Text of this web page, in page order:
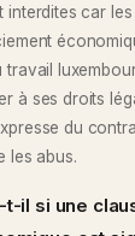
interdites car
travail
à ses droits
du
les abus.
t-il si une